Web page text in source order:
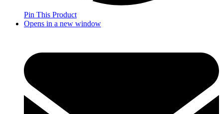
Pin This Product
Opens in a new window